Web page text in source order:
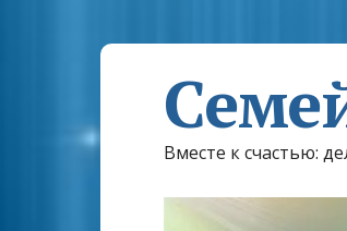
Вместе к счастью: